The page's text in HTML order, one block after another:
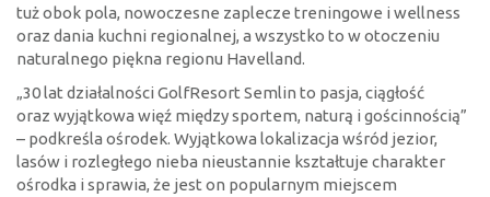
tuż obok pola, nowoczesne zaplecze treningowe i wellness
oraz dania kuchni regionalnej, a wszystko to w otoczeniu
naturalnego piękna regionu Havelland.
„30 lat działalności GolfResort Semlin to pasja, ciągłość
oraz wyjątkowa więź między sportem, naturą i gościnnością”
– podkreśla ośrodek. Wyjątkowa lokalizacja wśród jezior,
lasów i rozległego nieba nieustannie kształtuje charakter
ośrodka i sprawia, że jest on popularnym miejscem